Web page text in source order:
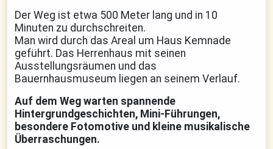
Der Weg ist etwa 500 Meter lang und in 10
Minuten zu durchschreiten.
Man wird durch das Areal um Haus Kemnade
geführt. Das Herrenhaus mit seinen
Ausstellungsräumen und das
Bauernhausmuseum liegen an seinem Verlauf.
Auf dem Weg warten spannende
Hintergrundgeschichten, Mini-Führungen,
besondere Fotomotive und kleine musikalische
Überraschungen.